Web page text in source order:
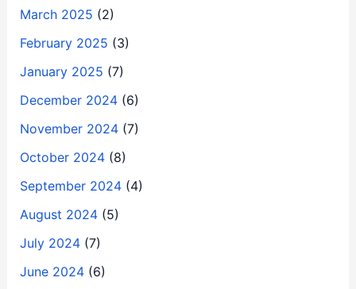
March 2025 (2)
February 2025 (3)
January 2025 (7)
December 2024(6)
November 2024(7)
October 2024(8)
September 2024(4)
August 2024(5)
July 2024(7)
June 2024(6)